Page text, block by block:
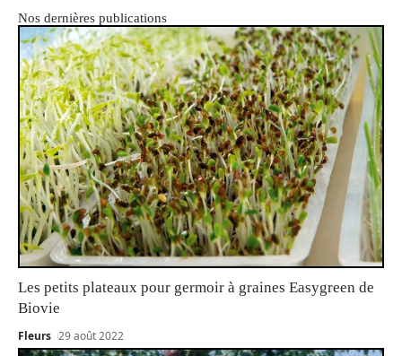
Nos dernières publications
Les petits plateaux pour germoir à graines Easygreen de
Biovie
Fleurs 29 août 2022